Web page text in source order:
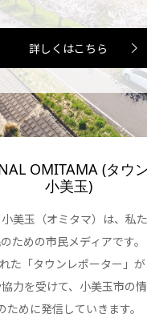
詳しくはこちら
OMITAMA (タウ
小美玉)
美玉（オミタマ）は、私
ための市民メディアです
た「タウンレポーター」
力を受けて、小美玉市の
ために発信していきます。